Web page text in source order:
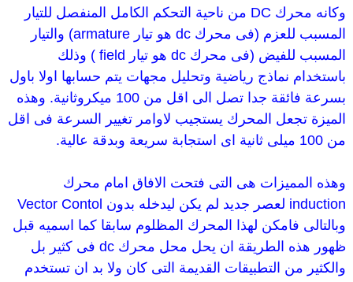
وكانه محرك DC من ناحية التحكم الكامل المنفصل للتيار
المسبب للعزم (فى محرك dc هو تيار armature) والتيار
المسبب للفيض (فى محرك dc هو تيار field ) وذلك
باستخدام نماذج رياضية وتحليل مجهات يتم حسابها اولا باول
بسرعة فائقة جدا تصل الى اقل من 100 ميكروثانية. وهذه
الميزة تجعل المحرك يستجيب لاوامر تغيير السرعة فى اقل
من 100 ميلى ثانية اى استجابة سريعة وبدقة عالية.
وهذه المميزات هى التى فتحت الافاق امام محرك
induction لعصر جديد لم يكن ليدخله بدون Vector Contol
وبالتالى فامكن لهذا المحرك المظلوم سابقا كما اسميه قبل
ظهور هذه الطريقة ان يحل محل محرك dc فى كثير بل
والكثير من التطبيقات القديمة التى كان ولا بد ان تستخدم